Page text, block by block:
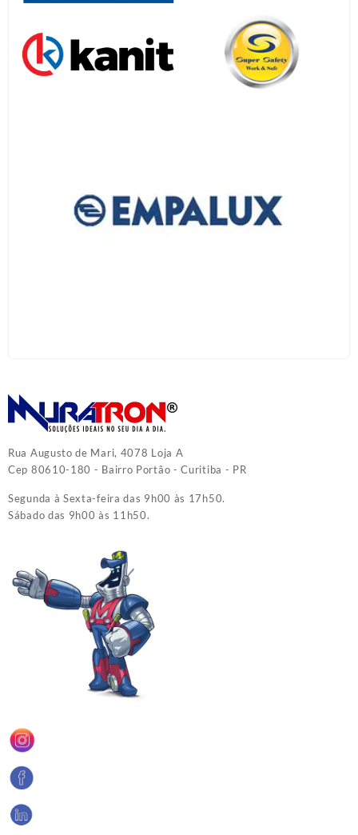
Rua Augusto de Mari, 4078 Loja A
Cep 80610-180 - Bairro Portão - Curitiba - PR
Segunda à Sexta-feira das 9h00 às 17h50.
Sábado das 9h00 às 11h50.